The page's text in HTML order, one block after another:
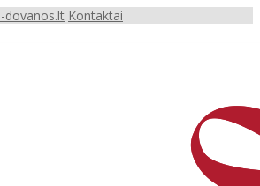
dovanos.lt Kontaktai